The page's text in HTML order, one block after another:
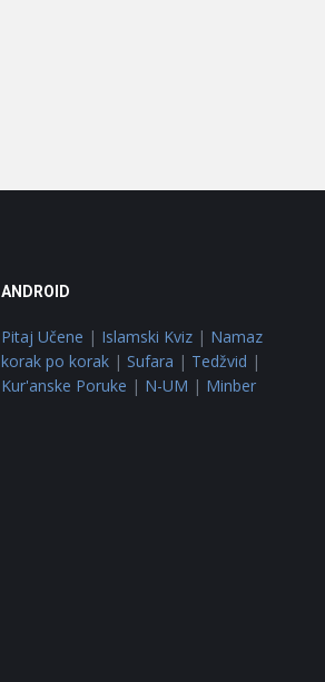
ANDROID
Pitaj Učene | Islamski Kviz| Namaz
korak po korak| Sufara | Tedžvid |
Kur'anske Poruke | N-UM | Minber